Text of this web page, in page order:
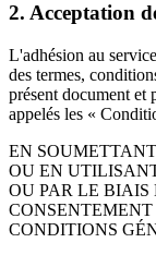
2. Acceptation
L'adhésion au
des termes,
présent document et
appelés les «
EN
OU EN
OU PAR LE BIAIS
CONDITIONS